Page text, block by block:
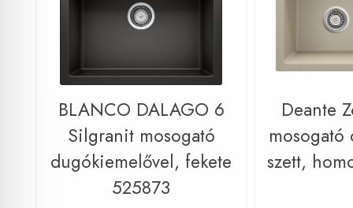
BLANCO DALAGO 6
Silgranit mosogató
dugókiemelővel, fekete
525873
Deante
szett,